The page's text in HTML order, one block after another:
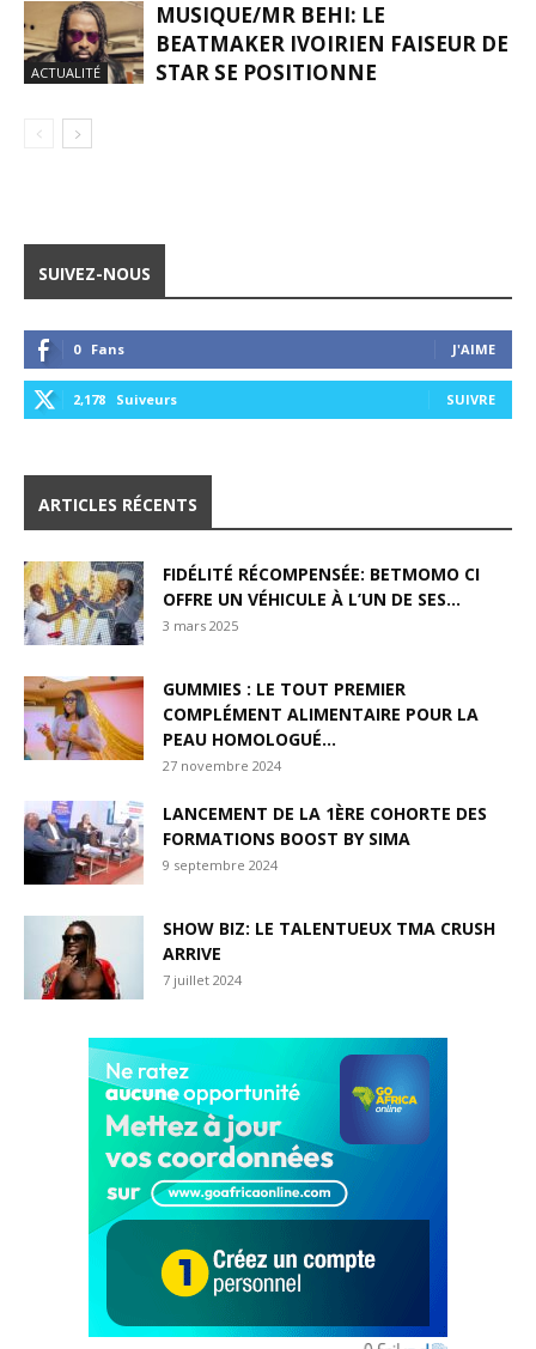
ACTUALITÉ
MUSIQUE/MR BEHI: LE
BEATMAKER IVOIRIEN FAISEUR DE
STAR SE POSITIONNE
SUIVEZ-NOUS
0 Fans J'AIME
2,178 Suiveurs SUIVRE
ARTICLES RÉCENTS
FIDÉLITÉ RÉCOMPENSÉE: BETMOMO CI
OFFRE UN VÉHICULE À L’UN DE SES...
3 mars 2025
GUMMIES : LE TOUT PREMIER
COMPLÉMENT ALIMENTAIRE POUR LA
PEAU HOMOLOGUÉ...
27 novembre 2024
LANCEMENT DE LA 1ÈRE COHORTE DES
FORMATIONS BOOST BY SIMA
9 septembre 2024
SHOW BIZ: LE TALENTUEUX TMA CRUSH
ARRIVE
7 juillet 2024